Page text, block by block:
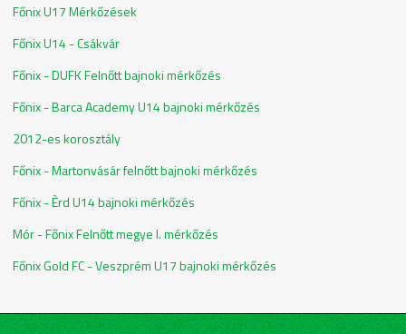
Főnix U17 Mérkőzések
Főnix U14 - Csákvár
Főnix - DUFK Felnőtt bajnoki mérkőzés
Főnix - Barca Academy U14 bajnoki mérkőzés
2012-es korosztály
Főnix - Martonvásár felnőtt bajnoki mérkőzés
Főnix - Èrd U14 bajnoki mérkőzés
Mór - Főnix Felnőtt megye I. mérkőzés
Főnix Gold FC - Veszprém U17 bajnoki mérkőzés